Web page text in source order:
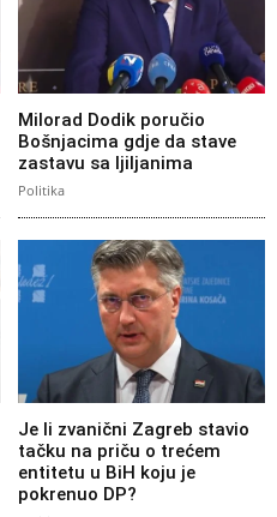
Milorad Dodik poručio
Bošnjacima gdje da stave
zastavu sa ljiljanima
Politika
Je li zvanični Zagreb stavio
tačku na priču o trećem
entitetu u BiH koju je
pokrenuo DP?